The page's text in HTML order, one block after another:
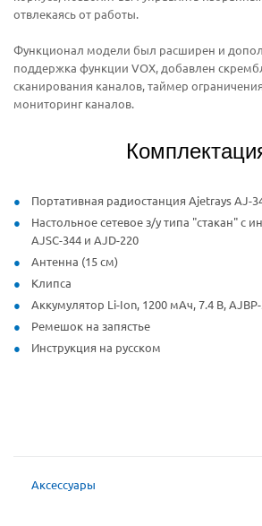
отвлекаясь от работы.
Функционал модели был расширен и
поддержка функции VOX, добавлен
сканирования каналов, таймер
мониторинг каналов.
Портативная радиостанция Ajetrays AJ-
Настольное сетевое з/у типа "стакан" с
AJSC-344 и AJD-220
Антенна (15 см)
Клипса
Аккумулятор Li-Ion, 1200 мАч, 7.4 В, AJBP-
Ремешок на запястье
Инструкция на русском
Аксессуары